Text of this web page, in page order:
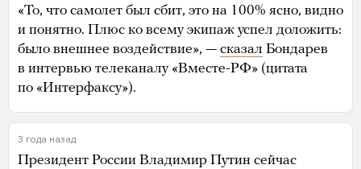
«То, что самолет был сбит, это на 100% ясно, видно
и понятно. Плюс ко всему экипаж успел доложить:
было внешнее воздействие», — сказал Бондарев
в интервью телеканалу «Вместе-РФ» (цитата
по «Интерфаксу»).
3 года назад
Президент России Владимир Путин сейчас